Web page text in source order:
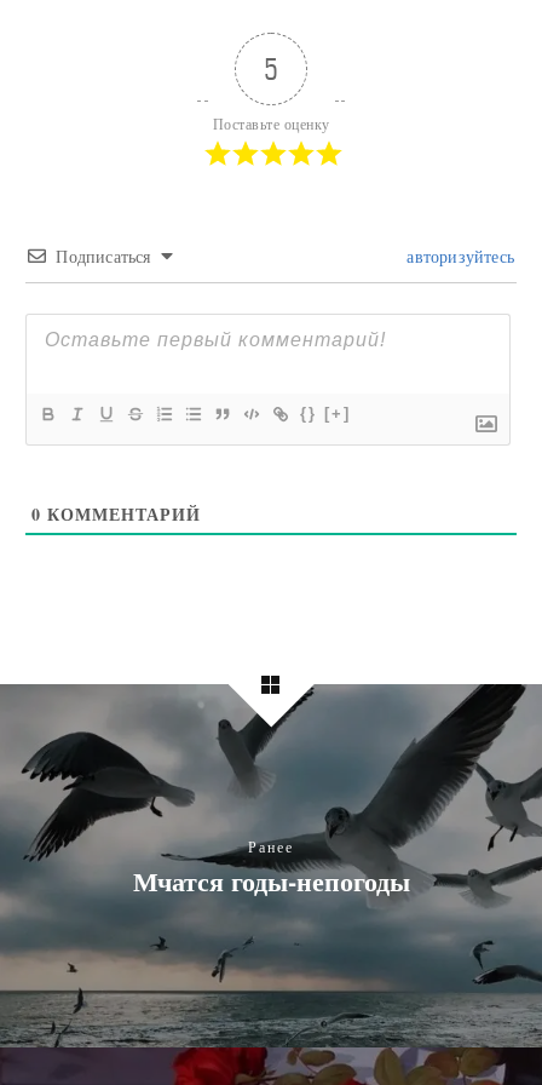
5
Поставьте оценку
Подписаться авторизуйтесь
{} [+]
0 КОММЕНТАРИЙ
Ранее
Мчатся годы-непогоды